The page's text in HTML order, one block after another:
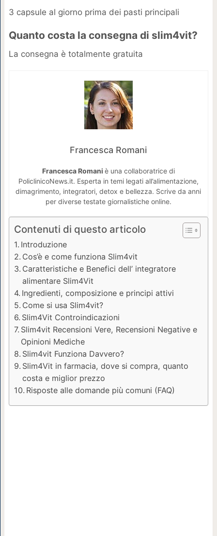
3 capsule al giorno prima dei pasti principali
Quanto costa la consegna di slim4vit?
La consegna è totalmente gratuita
Francesca Romani
Francesca Romani è una collaboratrice di
PoliclinicoNews.it. Esperta in temi legati all’alimentazione,
dimagrimento, integratori, detox e bellezza. Scrive da anni
per diverse testate giornalistiche online.
Contenuti di questo articolo
Introduzione
Cos’è e come funziona Slim4vit
Caratteristiche e Benefici dell’ integratore
alimentare Slim4Vit
Ingredienti, composizione e principi attivi
Come si usa Slim4vit?
Slim4Vit Controindicazioni
Slim4vit Recensioni Vere, Recensioni Negative e
Opinioni Mediche
Slim4vit Funziona Davvero?
Slim4Vit in farmacia, dove si compra, quanto
costa e miglior prezzo
Risposte alle domande più comuni (FAQ)